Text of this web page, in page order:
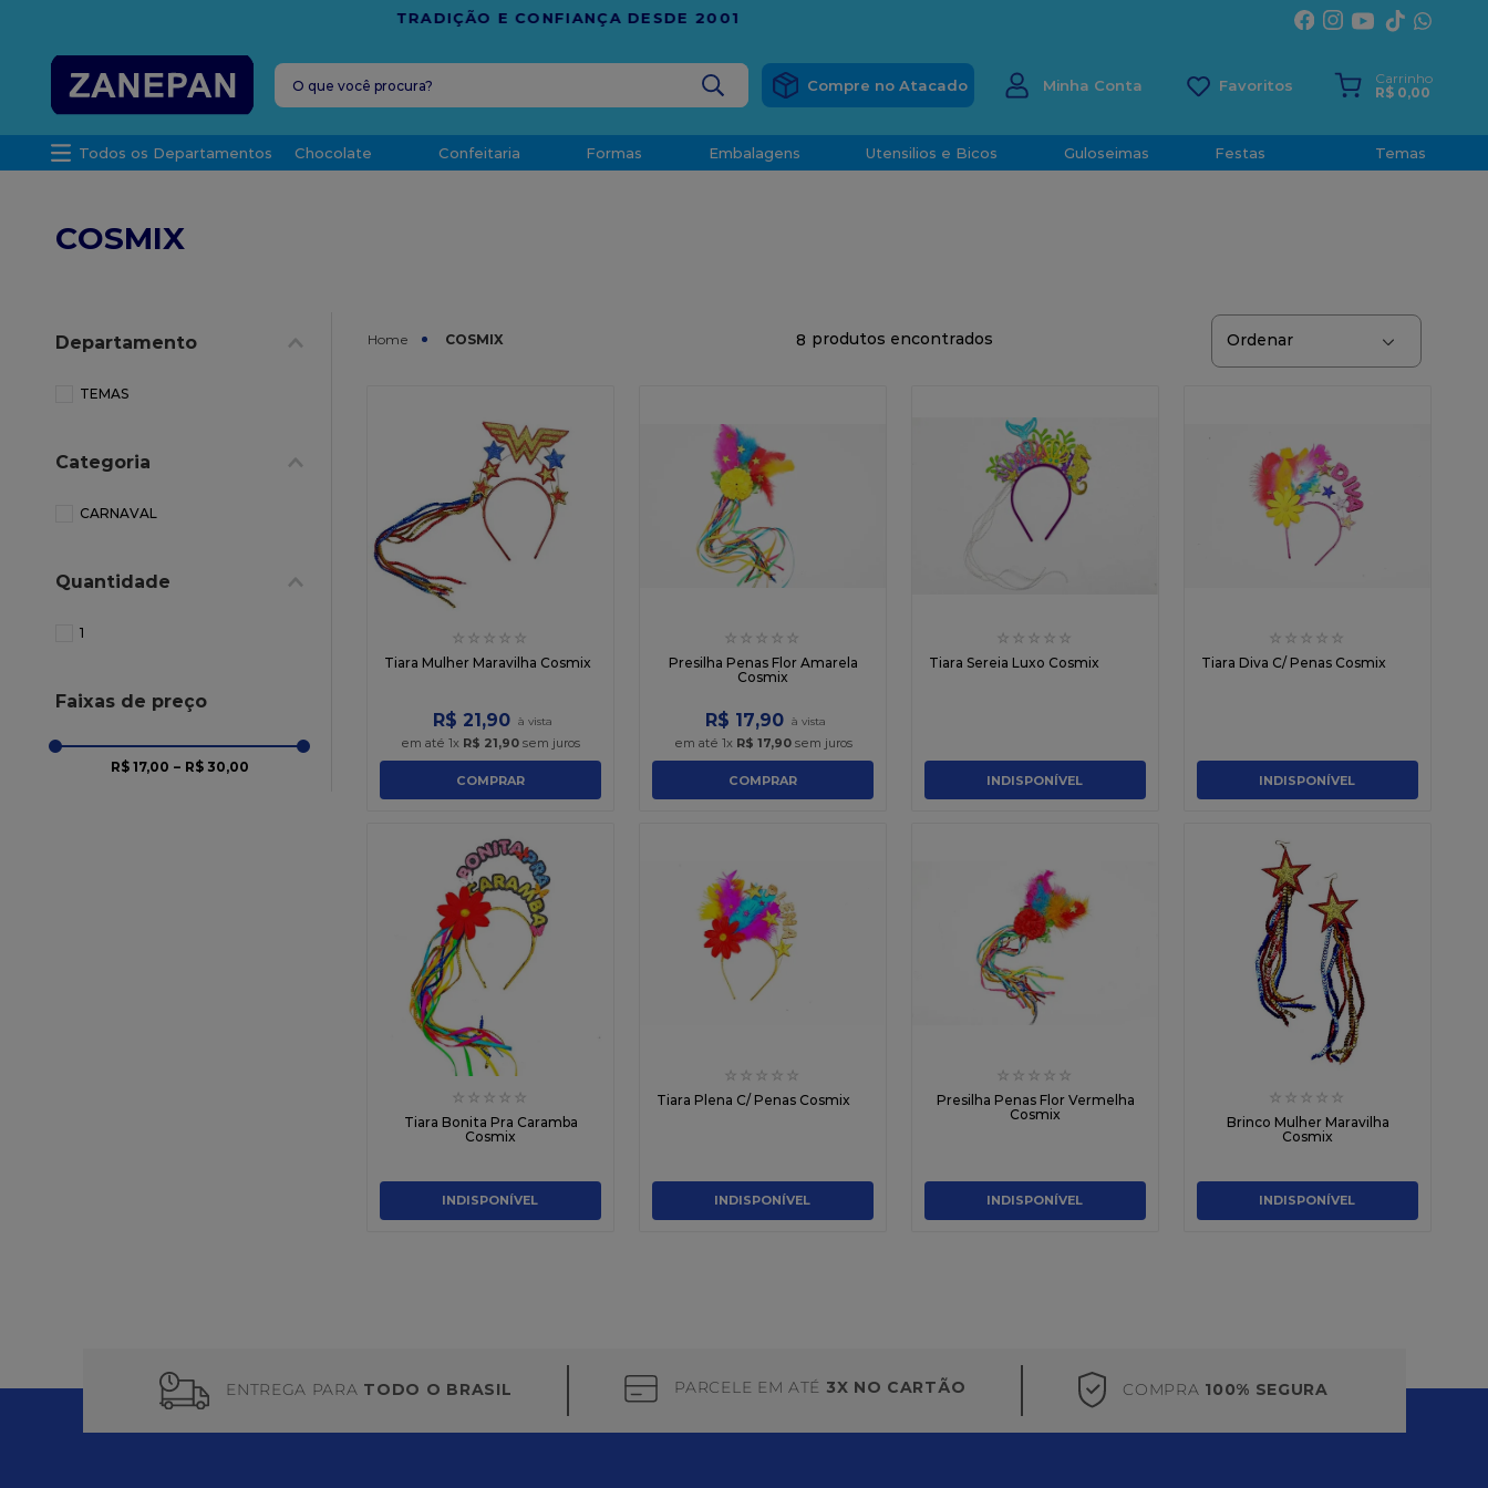
FRETE GRÁTISEM COMPRAS ACIMA DE R$ 1.000,00 PARA O ESPÍRITO SANTO
O que você procura?
Minha Conta
Carrinho
R$ 0,00
Todos os Departamentos Chocolate Confeitaria Formas Embalagens Utensilios e Bicos Guloseimas Festas Temas
COSMIX
Departamento
TEMAS
Categoria
CARNAVAL
Quantidade
1
Faixas de preço
R$ 17,00 – R$ 30,00
COSMIX 8
☆ ☆ ☆ ☆ ☆
Tiara Mulher Maravilha Cosmix
R$ 21 ,90
em até 1x R$ 21,90 sem juros
COMPRAR
☆ ☆ ☆ ☆ ☆
Presilha Penas Flor Amarela
Cosmix
R$ 17,90
em até 1x R$ 17,90sem juros
COMPRAR
☆ ☆ ☆ ☆ ☆
Tiara Sereia Luxo Cosmix
INDISPONÍVEL
☆ ☆ ☆ ☆ ☆
Tiara Diva C/ Penas Cosmix
INDISPONÍVEL
☆ ☆ ☆ ☆ ☆
Tiara Bonita Pra Caramba
Cosmix
INDISPONÍVEL
☆ ☆ ☆ ☆ ☆
Tiara Plena C/ Penas Cosmix
INDISPONÍVEL
☆ ☆ ☆ ☆ ☆
Presilha Penas Flor Vermelha
Cosmix
INDISPONÍVEL
☆ ☆ ☆ ☆ ☆
Brinco Mulher Maravilha
Cosmix
INDISPONÍVEL
ENTREGA PARA TODO O BRASIL PARCELE EM ATÉ 3X NO CARTÃO COMPRA 100% SEGURA
leite condensado
caixa kraft
10º chocolate